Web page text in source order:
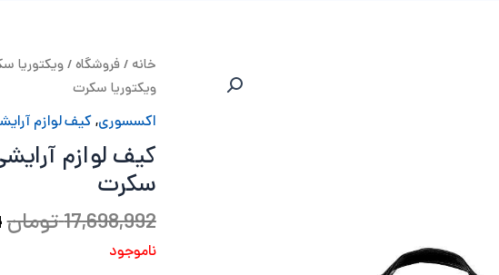
خانه /فروشگاه/ویکتوریا
ویکتوریا سکرت
اکسسوری,کیف لوازم
سکرت
17,698,992تومان
ناموجود